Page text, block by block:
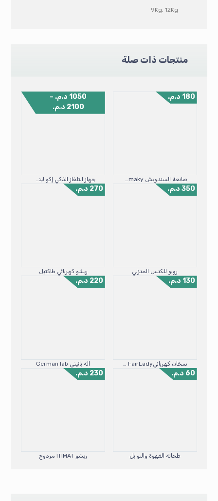
9Kg, 12Kg
منتجات ذات صلة
صانعة السندويش Jamaky
180 د.م.
جهاز التلفاز الذكي إكو لينك 32″ و “43
1050 د.م. –
2100 د.م.
روبو للكنس المنزلي
350 د.م.
ريشو كهربائي طاكتيل
270 د.م.
130 د.م.
الة بانيني German lab
220 د.م.
طحانة القهوة والتوابل
60 د.م.
ريشو ITIMAT مزدوج
230 د.م.